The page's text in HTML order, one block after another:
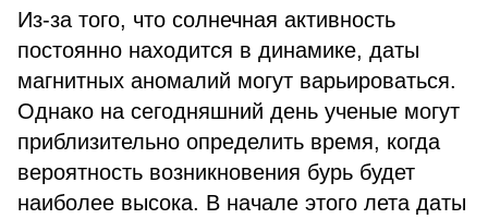
Из-за того, что солнечная активность
постоянно находится в динамике, даты
магнитных аномалий могут варьироваться.
Однако на сегодняшний день ученые могут
приблизительно определить время, когда
вероятность возникновения бурь будет
наиболее высока. В начале этого лета даты